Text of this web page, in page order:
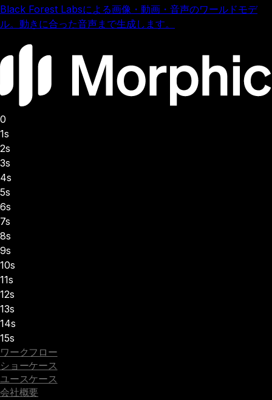
Black Forest Labsによる画像・動画・音声のワールドモデ
ル。動きに合った音声まで生成します。
0
1s
2s
3s
4s
5s
6s
7s
8s
9s
10s
11s
12s
13s
14s
15s
ワークフロー
ショーケース
ユースケース
会社概要